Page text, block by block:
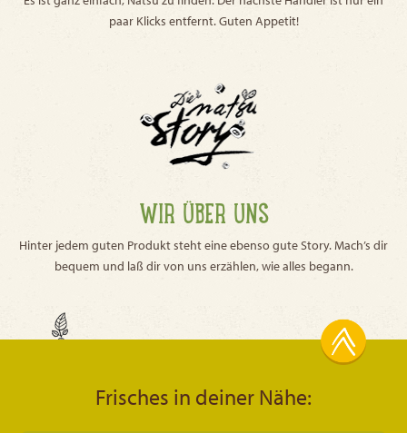
paar Klicks entfernt. Guten Appetit!
WIR ÜBER UNS
Hinter jedem guten Produkt steht eine ebenso gute Story. Mach’s dir
bequem und laß dir von uns erzählen, wie alles begann.
Frisches in deiner Nähe: